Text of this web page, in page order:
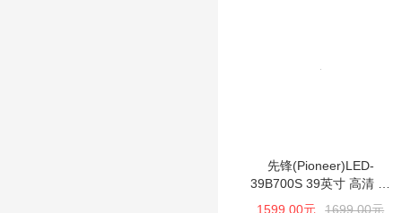
先锋(Pioneer)LED-
39B700S 39英寸 高清 网
络 智能 液晶电视
1599.00元 1699.00元